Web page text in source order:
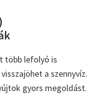
több lefolyó is
a szennyvíz.
gyors megoldást.